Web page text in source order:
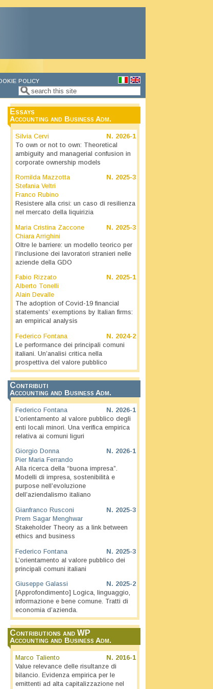
policy
Search form
Search
Essays
Accounting and Business Adm.
N. 2026-1
Silvia Cervi
To own or not to own: Theoretical
ambiguity and managerial confusion in
corporate ownership models
N. 2025-3
Romilda Mazzotta
Stefania Veltri
Franco Rubino
Resistere alla crisi: un caso di resilienza
nel mercato della liquirizia
N. 2025-3
Maria Cristina Zaccone
Chiara Arrighini
Oltre le barriere: un modello teorico per
l’inclusione dei lavoratori stranieri nelle
aziende della GDO
N. 2025-1
Fabio Rizzato
Alberto Tonelli
Alain Devalle
The adoption of Covid-19 financial
statements’ exemptions by Italian firms:
an empirical analysis
N. 2024-2
Federico Fontana
Le performance dei principali comuni
italiani. Un’analisi critica nella
prospettiva del valore pubblico
Contributi
Accounting and Business Adm.
N. 2026-1
Federico Fontana
L’orientamento al valore pubblico degli
enti locali minori. Una verifica empirica
relativa ai comuni liguri
N. 2026-1
Giorgio Donna
Pier Maria Ferrando
Alla ricerca della “buona impresa”.
Modelli di impresa, sostenibilità e
purpose nell’evoluzione
dell’aziendalismo italiano
N. 2025-3
Gianfranco Rusconi
Prem Sagar Menghwar
Stakeholder Theory as a link between
ethics and business
N. 2025-3
Federico Fontana
L’orientamento al valore pubblico dei
principali comuni italiani
N. 2025-2
Giuseppe Galassi
[Approfondimento] Logica, linguaggio,
informazione e bene comune. Tratti di
economia d’azienda.
Contributions and WP
Accounting and Business Adm.
N. 2016-1
Marco Taliento
Value relevance delle risultanze di
bilancio. Evidenza empirica per le
emittenti ad alta capitalizzazione nel